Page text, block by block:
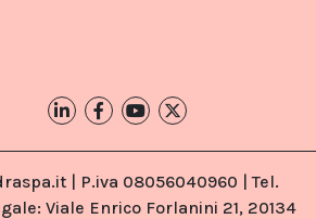
| P.iva 08056040960 | Tel.
Viale Enrico Forlanini 21, 20134